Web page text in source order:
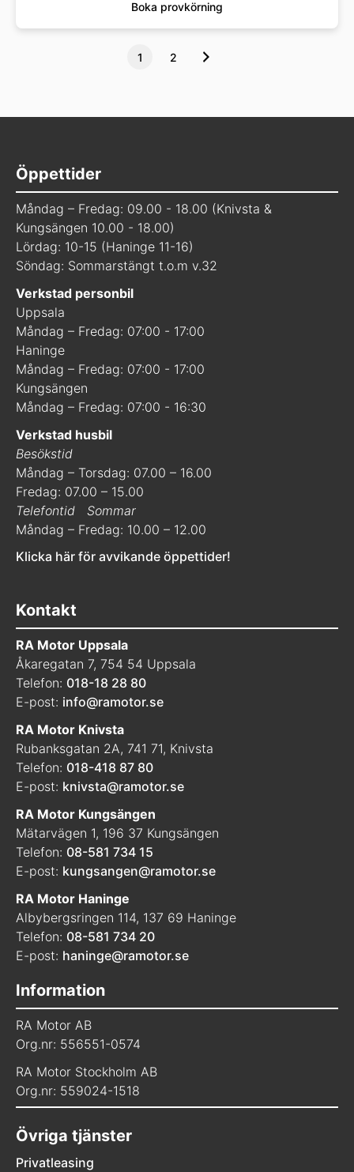
Boka provkörning
1 2
Öppettider
Måndag – Fredag: 09.00 - 18.00 (Knivsta &
Kungsängen 10.00 - 18.00)
Lördag: 10-15 (Haninge 11-16)
Söndag: Sommarstängt t.o.m v.32
Verkstad personbil
Uppsala
Måndag – Fredag: 07:00 - 17:00
Haninge
Måndag – Fredag: 07:00 - 17:00
Kungsängen
Måndag – Fredag: 07:00 - 16:30
Verkstad husbil
Besökstid
Måndag – Torsdag: 07.00 – 16.00
Fredag: 07.00 – 15.00
Telefontid
Sommar
Måndag – Fredag: 10.00 – 12.00
Klicka här för avvikande öppettider!
Kontakt
RA Motor Uppsala
Åkaregatan 7, 754 54 Uppsala
Telefon: 018-18 28 80
E-post: info@ramotor.se
RA Motor Knivsta
Rubanksgatan 2A, 741 71, Knivsta
Telefon: 018-418 87 80
E-post: knivsta@ramotor.se
RA Motor Kungsängen
Mätarvägen 1, 196 37 Kungsängen
Telefon: 08-581 734 15
E-post: kungsangen@ramotor.se
RA Motor Haninge
Albybergsringen 114, 137 69 Haninge
Telefon: 08-581 734 20
E-post: haninge@ramotor.se
Information
RA Motor AB
Org.nr: 556551-0574
RA Motor Stockholm AB
Org.nr: 559024-1518
Övriga tjänster
Privatleasing